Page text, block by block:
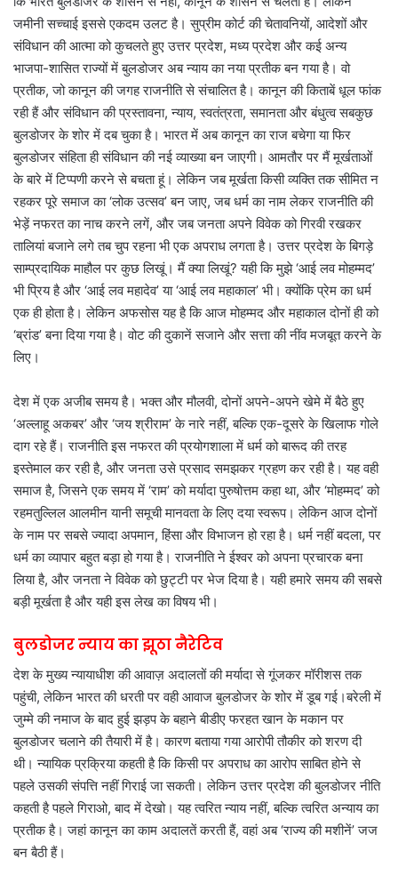
जमीनी सच्चाई इससे एकदम उलट है। सुप्रीम कोर्ट की चेतावनियों, आदेशों और
संविधान की आत्मा को कुचलते हुए उत्तर प्रदेश, मध्य प्रदेश और कई अन्य
भाजपा-शासित राज्यों में बुलडोजर अब न्याय का नया प्रतीक बन गया है। वो
प्रतीक, जो कानून की जगह राजनीति से संचालित है। कानून की किताबें धूल फांक
रही हैं और संविधान की प्रस्तावना, न्याय, स्वतंत्रता, समानता और बंधुत्व सबकुछ
बुलडोजर के शोर में दब चुका है। भारत में अब कानून का राज बचेगा या फिर
बुलडोजर संहिता ही संविधान की नई व्याख्या बन जाएगी। आमतौर पर मैं मूर्खताओं
के बारे में टिप्पणी करने से बचता हूं। लेकिन जब मूर्खता किसी व्यक्ति तक सीमित न
रहकर पूरे समाज का ‘लोक उत्सव’ बन जाए, जब धर्म का नाम लेकर राजनीति की
भेड़ें नफरत का नाच करने लगें, और जब जनता अपने विवेक को गिरवी रखकर
तालियां बजाने लगे तब चुप रहना भी एक अपराध लगता है। उत्तर प्रदेश के बिगड़े
साम्प्रदायिक माहौल पर कुछ लिखूं। मैं क्या लिखूं? यही कि मुझे ‘आई लव मोहम्मद’
भी प्रिय है और ‘आई लव महादेव’ या ‘आई लव महाकाल’ भी। क्योंकि प्रेम का धर्म
एक ही होता है। लेकिन अफसोस यह है कि आज मोहम्मद और महाकाल दोनों ही को
‘ब्रांड’ बना दिया गया है। वोट की दुकानें सजाने और सत्ता की नींव मजबूत करने के
लिए।
देश में एक अजीब समय है। भक्त और मौलवी, दोनों अपने-अपने खेमे में बैठे हुए
‘अल्लाहू अकबर’ और ‘जय श्रीराम’ के नारे नहीं, बल्कि एक-दूसरे के खिलाफ गोले
दाग रहे हैं। राजनीति इस नफरत की प्रयोगशाला में धर्म को बारूद की तरह
इस्तेमाल कर रही है, और जनता उसे प्रसाद समझकर ग्रहण कर रही है। यह वही
समाज है, जिसने एक समय में ‘राम’ को मर्यादा पुरुषोत्तम कहा था, और ‘मोहम्मद’ को
रहमतुल्लिल आलमीन यानी समूची मानवता के लिए दया स्वरूप। लेकिन आज दोनों
के नाम पर सबसे ज्यादा अपमान, हिंसा और विभाजन हो रहा है। धर्म नहीं बदला, पर
धर्म का व्यापार बहुत बड़ा हो गया है। राजनीति ने ईश्वर को अपना प्रचारक बना
लिया है, और जनता ने विवेक को छुट्टी पर भेज दिया है। यही हमारे समय की सबसे
बड़ी मूर्खता है और यही इस लेख का विषय भी।
बुलडोजर न्याय का झूठा नैरेटिव
देश के मुख्य न्यायाधीश की आवाज़ अदालतों की मर्यादा से गूंजकर मॉरीशस तक
पहुंची, लेकिन भारत की धरती पर वही आवाज बुलडोजर के शोर में डूब गई।बरेली में
जुम्मे की नमाज के बाद हुई झड़प के बहाने बीडीए फरहत खान के मकान पर
बुलडोजर चलाने की तैयारी में है। कारण बताया गया आरोपी तौकीर को शरण दी
थी। न्यायिक प्रक्रिया कहती है कि किसी पर अपराध का आरोप साबित होने से
पहले उसकी संपत्ति नहीं गिराई जा सकती। लेकिन उत्तर प्रदेश की बुलडोजर नीति
कहती है पहले गिराओ, बाद में देखो। यह त्वरित न्याय नहीं, बल्कि त्वरित अन्याय का
प्रतीक है। जहां कानून का काम अदालतें करती हैं, वहां अब ‘राज्य की मशीनें’ जज
बन बैठी हैं।